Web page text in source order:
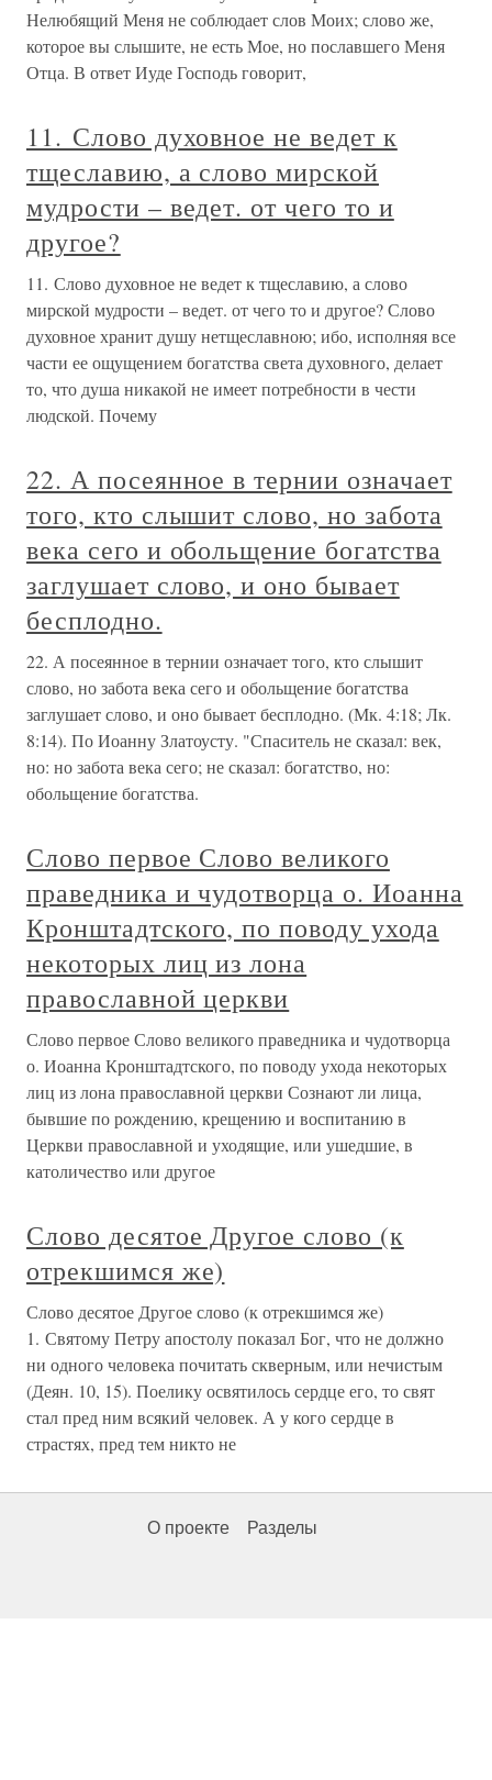
Нелюбящий Меня не соблюдает слов Моих; слово же,
которое вы слышите, не есть Мое, но пославшего Меня
Отца. В ответ Иуде Господь говорит,
11. Слово духовное не ведет к
тщеславию, а слово мирской
мудрости – ведет. от чего то и
другое?
11. Слово духовное не ведет к тщеславию, а слово
мирской мудрости – ведет. от чего то и другое? Слово
духовное хранит душу нетщеславною; ибо, исполняя все
части ее ощущением богатства света духовного, делает
то, что душа никакой не имеет потребности в чести
людской. Почему
22. А посеянное в тернии означает
того, кто слышит слово, но забота
века сего и обольщение богатства
заглушает слово, и оно бывает
бесплодно.
22. А посеянное в тернии означает того, кто слышит
слово, но забота века сего и обольщение богатства
заглушает слово, и оно бывает бесплодно. (Мк. 4:18; Лк.
8:14). По Иоанну Златоусту. "Спаситель не сказал: век,
но: но забота века сего; не сказал: богатство, но:
обольщение богатства.
Слово первое Слово великого
праведника и чудотворца о. Иоанна
Кронштадтского, по поводу ухода
некоторых лиц из лона
православной церкви
Слово первое Слово великого праведника и чудотворца
о. Иоанна Кронштадтского, по поводу ухода некоторых
лиц из лона православной церкви Сознают ли лица,
бывшие по рождению, крещению и воспитанию в
Церкви православной и уходящие, или ушедшие, в
католичество или другое
Слово десятое Другое слово (к
отрекшимся же)
Слово десятое Другое слово (к отрекшимся же)
1. Святому Петру апостолу показал Бог, что не должно
ни одного человека почитать скверным, или нечистым
(Деян. 10, 15). Поелику освятилось сердце его, то свят
стал пред ним всякий человек. А у кого сердце в
страстях, пред тем никто не
О проекте Разделы